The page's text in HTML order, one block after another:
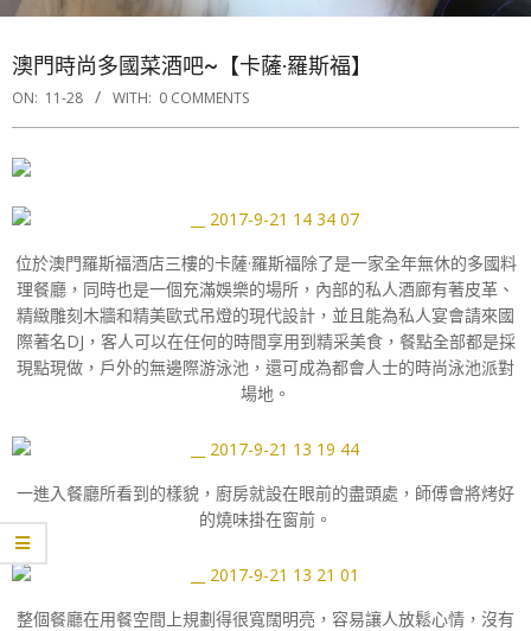
澳門時尚多國菜酒吧~【卡薩·羅斯福】
ON: 11-28 WITH: 0 COMMENTS
位於澳門羅斯福酒店三樓的卡薩·羅斯福除了是一家全年無休的多國料
理餐廳，同時也是一個充滿娛樂的場所，內部的私人酒廊有著皮革、
精緻雕刻木牆和精美歐式吊燈的現代設計，並且能為私人宴會請來國
際著名DJ，客人可以在任何的時間享用到精采美食，餐點全部都是採
現點現做，戶外的無邊際游泳池，還可成為都會人士的時尚泳池派對
場地。
一進入餐廳所看到的樣貌，廚房就設在眼前的盡頭處，師傅會將烤好
的燒味掛在窗前。
整個餐廳在用餐空間上規劃得很寬闊明亮，容易讓人放鬆心情，沒有